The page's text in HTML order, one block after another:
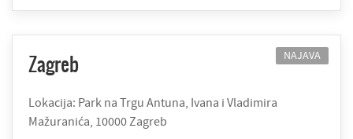
NAJAVA
Zagreb
Lokacija: Park na Trgu Antuna, Ivana i Vladimira
Mažuranića, 10000 Zagreb